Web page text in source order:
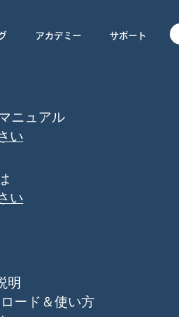
アカデミー サポート
ニュアル
い
い
明
ード＆使い方